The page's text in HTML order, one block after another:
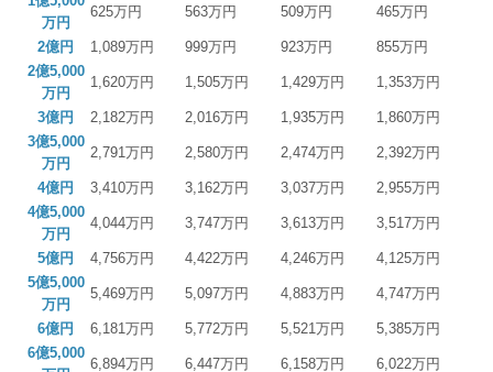
万円
625万円 563万円 509万円 465万円
2億円 1,089万円 999万円 923万円
855万円
2億5,000
万円
1,620万円 1,505万円 1,429万円 1,353万円
3億円 2,182万円 2,016万円 1,935万円
1,860万円
3億5,000
万円
2,791万円 2,580万円 2,474万円 2,392万円
4億円 3,410万円 3,162万円 3,037万円
2,955万円
4億5,000
万円
4,044万円 3,747万円 3,613万円 3,517万円
5億円 4,756万円 4,422万円 4,246万円
4,125万円
5億5,000
万円
5,469万円 5,097万円 4,883万円 4,747万円
6億円 6,181万円 5,772万円 5,521万円
5,385万円
6億5,000
6,894万円 6,447万円 6,158万円 6,022万円